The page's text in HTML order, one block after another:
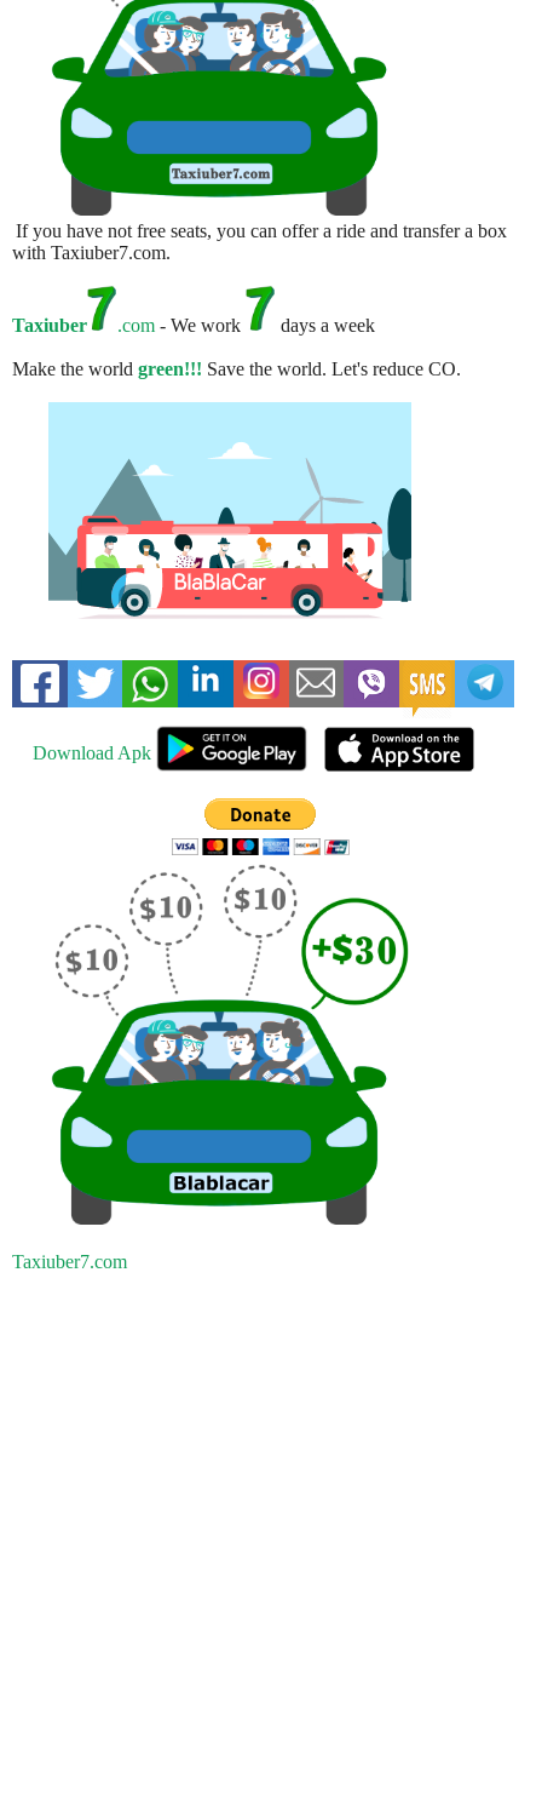
If you have not free seats, you can offer a ride and transfer a box
with Taxiuber7.com.
Taxiuber .com - We work days a week
Make the world green!!! Save the world. Let's reduce CO.
Download Apk
Taxiuber7.com